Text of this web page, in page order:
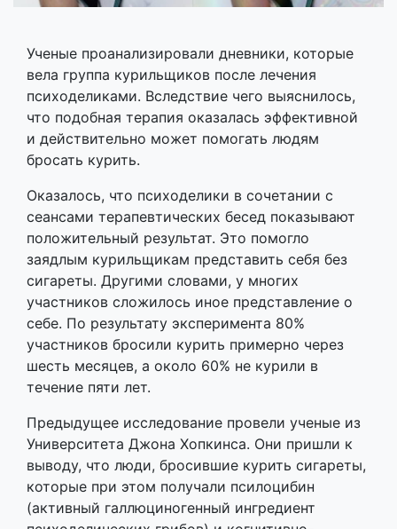
Ученые проанализировали дневники, которые
вела группа курильщиков после лечения
психоделиками. Вследствие чего выяснилось,
что подобная терапия оказалась эффективной
и действительно может помогать людям
бросать курить.
Оказалось, что психоделики в сочетании с
сеансами терапевтических бесед показывают
положительный результат. Это помогло
заядлым курильщикам представить себя без
сигареты. Другими словами, у многих
участников сложилось иное представление о
себе. По результату эксперимента 80%
участников бросили курить примерно через
шесть месяцев, а около 60% не курили в
течение пяти лет.
Предыдущее исследование провели ученые из
Университета Джона Хопкинса. Они пришли к
выводу, что люди, бросившие курить сигареты,
которые при этом получали псилоцибин
(активный галлюциногенный ингредиент